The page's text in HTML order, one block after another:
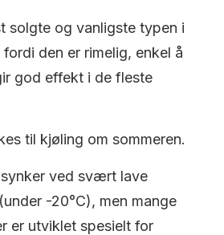
solgte og vanligste typen i
den er rimelig, enkel å
god effekt i de fleste
til kjøling om sommeren.
ved svært lave
-20°C), men mange
er utviklet spesielt for